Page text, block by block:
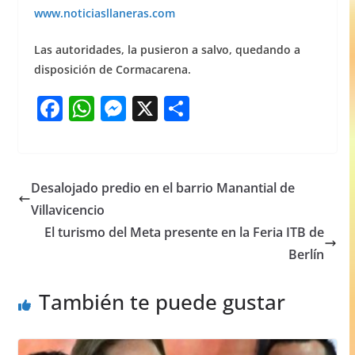
www.noticiasllaneras.com
Las autoridades, la pusieron a salvo, quedando a
disposición de Cormacarena.
F
e
b
o
W
s
A
p
M
e
g
X S
e
Desalojado predio en el barrio Manantial de
Villavicencio
El turismo del Meta presente en la Feria ITB de
Berlín
También te puede gustar